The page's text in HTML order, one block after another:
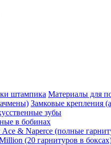
Материалы для
Замковые крепления
зубы
в бобинах
Ace & Naperce (полные
(20 гарнитуров в